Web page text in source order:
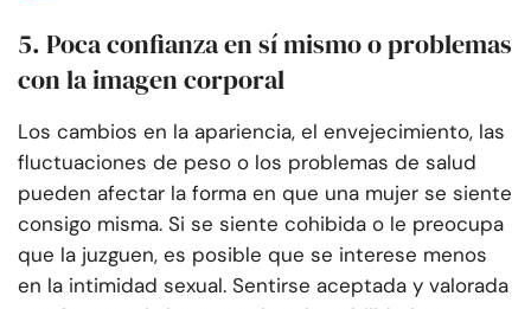
5. Poca confianza en sí mismo o problemas
con la imagen corporal
Los cambios en la apariencia, el envejecimiento, las
fluctuaciones de peso o los problemas de salud
pueden afectar la forma en que una mujer se siente
consigo misma. Si se siente cohibida o le preocupa
que la juzguen, es posible que se interese menos
en la intimidad sexual. Sentirse aceptada y valorada